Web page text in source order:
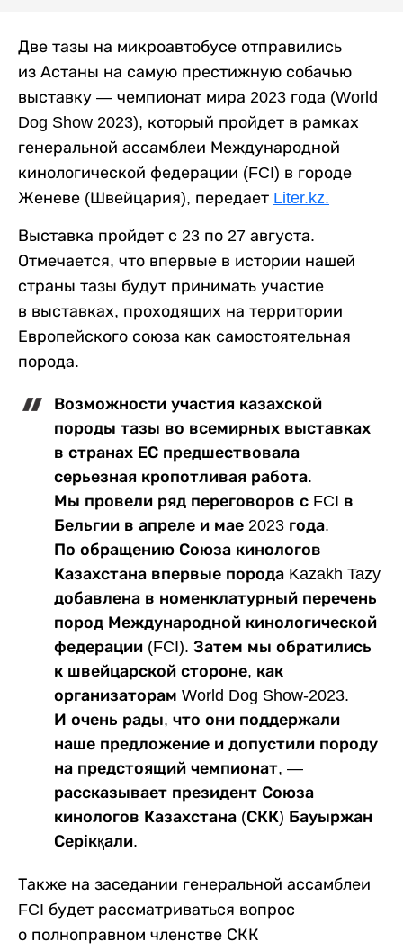
Две тазы на микроавтобусе отправились
из Астаны на самую престижную собачью
выставку — чемпионат мира 2023 года (World
Dog Show 2023), который пройдет в рамках
генеральной ассамблеи Международной
кинологической федерации (FCI) в городе
Женеве (Швейцария), передает Liter.kz.
Выставка пройдет с 23 по 27 августа.
Отмечается, что впервые в истории нашей
страны тазы будут принимать участие
в выставках, проходящих на территории
Европейского союза как самостоятельная
порода.
Возможности участия казахской
породы тазы во всемирных выставках
в странах ЕС предшествовала
серьезная кропотливая работа.
Мы провели ряд переговоров с FCI в
Бельгии в апреле и мае 2023 года.
По обращению Союза кинологов
Казахстана впервые порода Kazakh Tazy
добавлена в номенклатурный перечень
пород Международной кинологической
федерации (FCI). Затем мы обратились
к швейцарской стороне, как
организаторам World Dog Show-2023.
И очень рады, что они поддержали
наше предложение и допустили породу
на предстоящий чемпионат, —
рассказывает президент Союза
кинологов Казахстана (СКК) Бауыржан
Серікқали.
Также на заседании генеральной ассамблеи
FCI будет рассматриваться вопрос
о полноправном членстве СКК